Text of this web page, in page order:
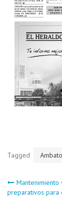
Tagged Ambato
Mantenimiento
preparativos para